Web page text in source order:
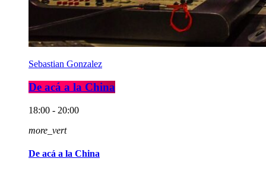
Sebastian Gonzalez
De acá a la China
18:00 - 20:00
more_vert
De acá a la China